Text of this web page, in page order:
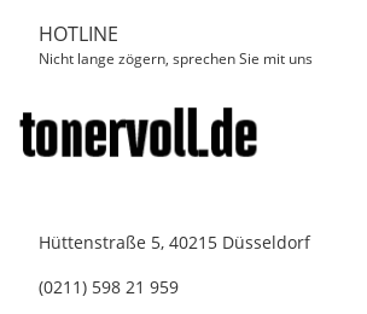
HOTLINE
Nicht lange zögern, sprechen Sie mit uns
Hüttenstraße 5, 40215 Düsseldorf
(0211) 598 21 959